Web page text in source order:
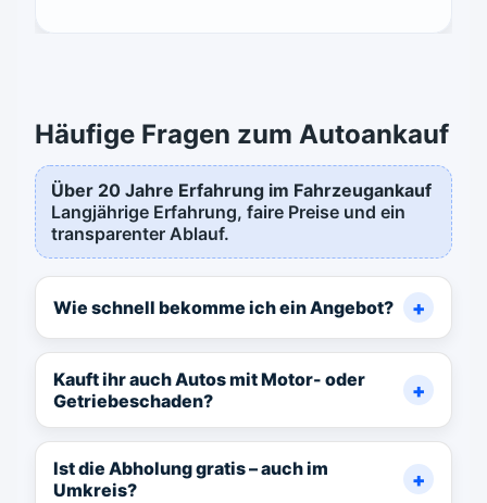
Häufige Fragen zum Autoankauf
Über 20 Jahre Erfahrung im Fahrzeugankauf
Langjährige Erfahrung, faire Preise und ein
transparenter Ablauf.
Wie schnell bekomme ich ein Angebot?
Kauft ihr auch Autos mit Motor- oder
Getriebeschaden?
Ist die Abholung gratis – auch im
Umkreis?